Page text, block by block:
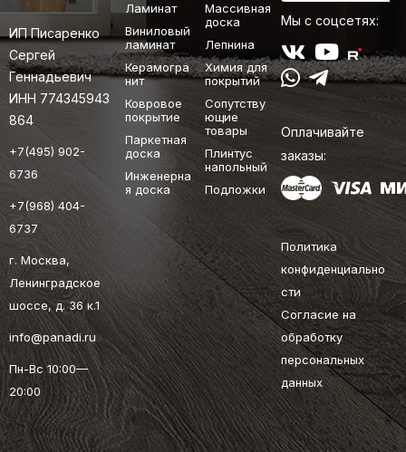
ИП Писаренко
Сергей
Геннадьевич
ИНН 774345943
864
+7(495) 902-
6736
+7(968) 404-
6737
г. Москва,
Ленинградское
шоссе, д. 36 к.1
info@panadi.ru
Пн-Вс 10:00—
20:00
Ламинат
Виниловый
ламинат
Керамогра
нит
Ковровое
покрытие
Паркетная
доска
Инженерна
я доска
Массивная
доска
Лепнина
Химия для
покрытий
Сопутству
ющие
товары
Плинтус
напольный
Подложки
Мы с соцсетях:
Оплачивайте
заказы:
Политика
конфиденциально
сти
Согласие на
обработку
персональных
данных